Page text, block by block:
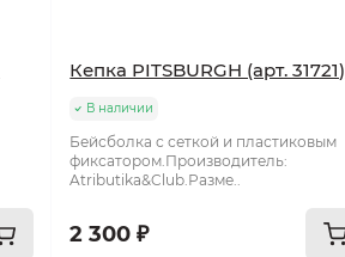
Кепка PITSBURGH (арт. 31721)
В наличии
Бейсболка с сеткой и пластиковым
фиксатором.Производитель:
Atributika&Club.Разме..
2 300 ₽